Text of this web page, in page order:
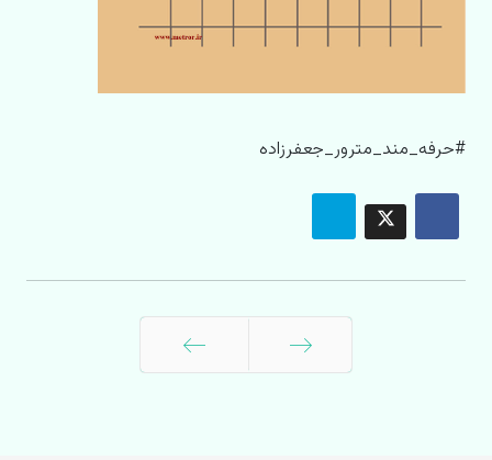
#حرفه_مند_مترور_جعفرزاده